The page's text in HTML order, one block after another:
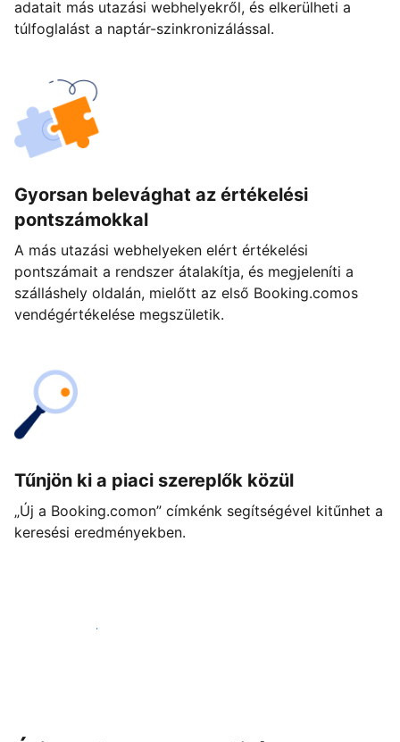
adatait más utazási webhelyekről, és elkerülheti a
túlfoglalást a naptár-szinkronizálással.
Gyorsan belevághat az értékelési
pontszámokkal
A más utazási webhelyeken elért értékelési
pontszámait a rendszer átalakítja, és megjeleníti a
szálláshely oldalán, mielőtt az első Booking.comos
vendégértékelése megszületik.
Tűnjön ki a piaci szereplők közül
„Új a Booking.comon” címkénk segítségével kitűnhet a
keresési eredményekben.
Vágjon bele még ma